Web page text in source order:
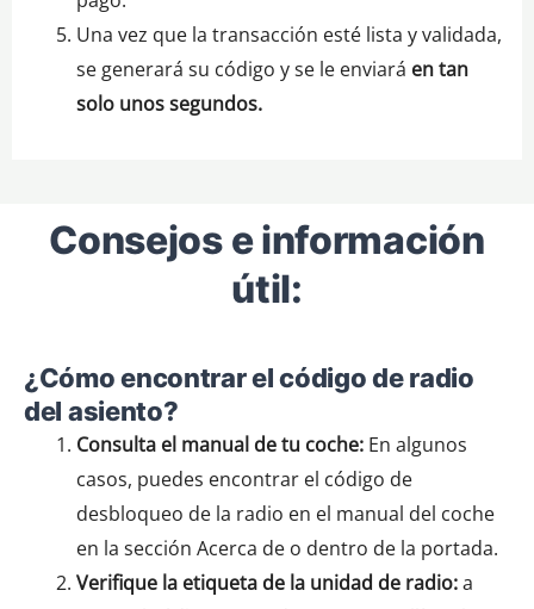
Una vez que la transacción esté lista y validada,
se generará su código y se le enviará en tan
solo unos segundos.
Consejos e información
útil:
¿Cómo encontrar el código de radio
del asiento?
Consulta el manual de tu coche:En algunos
casos, puedes encontrar el código de
desbloqueo de la radio en el manual del coche
en la sección Acerca de o dentro de la portada.
Verifique la etiqueta de la unidad de radio:a